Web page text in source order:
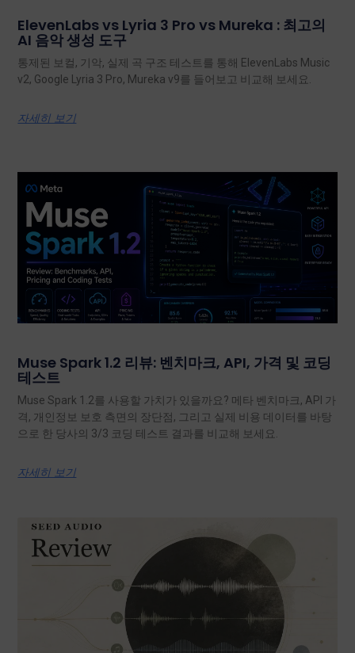
ElevenLabs vs Lyria 3 Pro vs Mureka : 최고의
AI 음악 생성 도구
통제된 보컬, 기악, 실제 곡 구조 테스트를 통해 ElevenLabs Music
v2, Google Lyria 3 Pro, Mureka v9를 들어보고 비교해 보세요.
자세히 보기
Muse Spark 1.2 리뷰: 벤치마크, API, 가격 및 코딩
테스트
Muse Spark 1.2를 사용할 가치가 있을까요? 메타 벤치마크, API 가
격, 개인정보 보호 측면의 장단점, 그리고 실제 비용 데이터를 바탕
으로 한 당사의 3/3 코딩 테스트 결과를 비교해 보세요.
자세히 보기